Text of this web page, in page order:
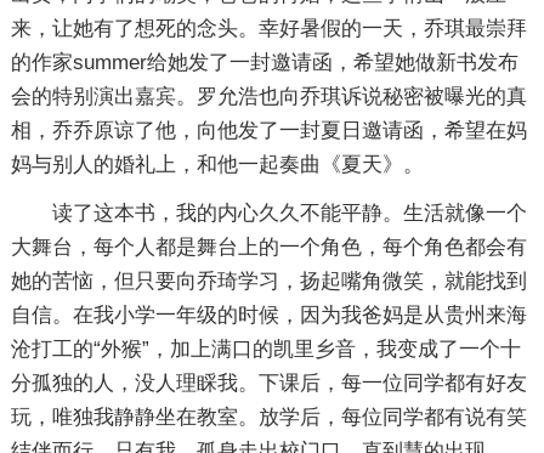
来，让她有了想死的念头。幸好暑假的一天，乔琪最崇拜
的作家summer给她发了一封邀请函，希望她做新书发布
会的特别演出嘉宾。罗允浩也向乔琪诉说秘密被曝光的真
相，乔乔原谅了他，向他发了一封夏日邀请函，希望在妈
妈与别人的婚礼上，和他一起奏曲《夏天》。
读了这本书，我的内心久久不能平静。生活就像一个
大舞台，每个人都是舞台上的一个角色，每个角色都会有
她的苦恼，但只要向乔琦学习，扬起嘴角微笑，就能找到
自信。在我小学一年级的时候，因为我爸妈是从贵州来海
沧打工的“外猴”，加上满口的凯里乡音，我变成了一个十
分孤独的人，没人理睬我。下课后，每一位同学都有好友
玩，唯独我静静坐在教室。放学后，每位同学都有说有笑